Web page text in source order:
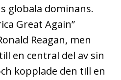
globala dominans.
Great Again”
Reagan, men
en central del av sin
kopplade den till en